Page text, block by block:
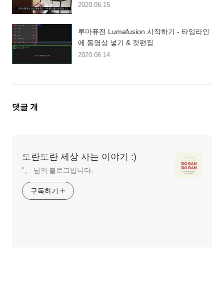
2020.06.15
루마퓨전 Lumafusion 시작하기 - 타임라인
에 동영상 넣기 & 컷편집
2020.06.14
댓
댓글 개
도란도란 세상 사는 이야기 :)
˚。 님의 블로그입니다.
구독하기